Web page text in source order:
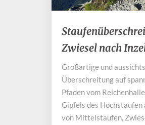
Staufenüberschreitung:
über
den
nach
Inzell
(
2.Teil
)
Zwiesel nach
Großartige und
Überschreitung auf
Pfaden vom
Gipfels des Hochstaufen
von Mittelstaufen,